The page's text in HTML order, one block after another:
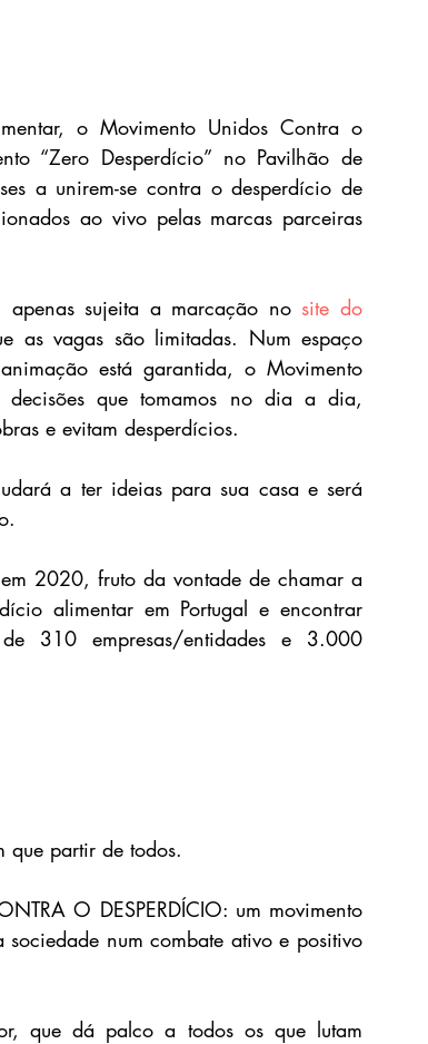
o Movimento Unidos Contra o
“Zero Desperdício” no Pavilhão de
a unirem-se contra o desperdício de
ao vivo pelas marcas parceiras
apenas sujeita a marcação no site do
as vagas são limitadas. Num espaço
está garantida, o Movimento
decisões que tomamos no dia a dia,
e evitam desperdícios.
a ter ideias para sua casa e será
2020, fruto da vontade de chamar a
alimentar em Portugal e encontrar
310 empresas/entidades e 3.000
que partir de todos.
O DESPERDÍCIO: um movimento
num combate ativo e positivo
que dá palco a todos os que lutam